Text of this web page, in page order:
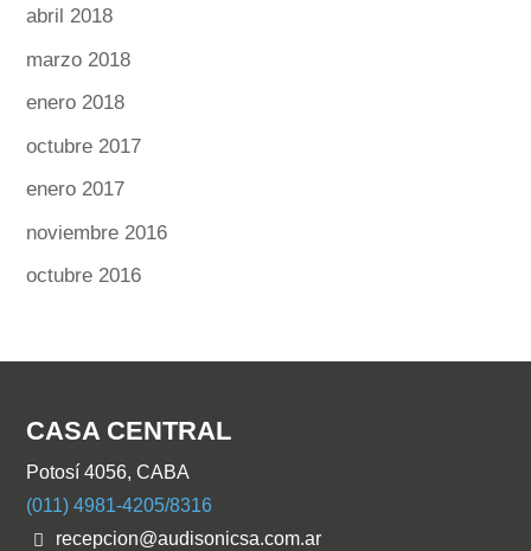
abril 2018
marzo 2018
enero 2018
octubre 2017
enero 2017
noviembre 2016
octubre 2016
CASA CENTRAL
Potosí 4056, CABA
(011) 4981-4205/8316
recepcion@audisonicsa.com.ar